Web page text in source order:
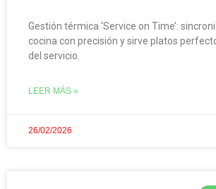
Gestión térmica ‘Service on Time’:
cocina con precisión y sirve platos
del servicio.
LEER MÁS »
26/02/2026